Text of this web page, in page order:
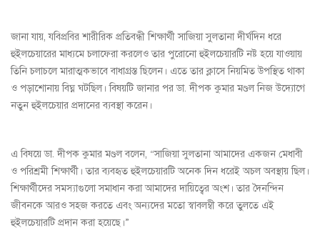
জানা যায়, যবিপ্রবির শারীরিক প্রতিবন্ধী শিক্ষার্থী সাজিয়া সুলতানা দীর্ঘদিন ধরে
হুইলচেয়ারের মাধ্যমে চলাফেরা করলেও তার পুরোনো হুইলচেয়ারটি নষ্ট হয়ে যাওয়ায়
তিনি চলাচলে মারাত্মকভাবে বাধাগ্রস্ত ছিলেন। এতে তার ক্লাসে নিয়মিত উপস্থিত থাকা
ও পড়াশোনায় বিঘ্ন ঘটছিল। বিষয়টি জানার পর ডা. দীপক কুমার মণ্ডল নিজ উদ্যোগে
নতুন হুইলচেয়ার প্রদানের ব্যবস্থা করেন।
এ বিষয়ে ডা. দীপক কুমার মণ্ডল বলেন, “সাজিয়া সুলতানা আমাদের একজন মেধাবী
ও পরিশ্রমী শিক্ষার্থী। তার ব্যবহৃত হুইলচেয়ারটি অনেক দিন ধরেই অচল অবস্থায় ছিল।
শিক্ষার্থীদের সমস্যাগুলো সমাধান করা আমাদের দায়িত্বের অংশ। তার দৈনন্দিন
জীবনকে আরও সহজ করতে এবং অন্যদের মতো স্বাবলম্বী করে তুলতে এই
হুইলচেয়ারটি প্রদান করা হয়েছে।”